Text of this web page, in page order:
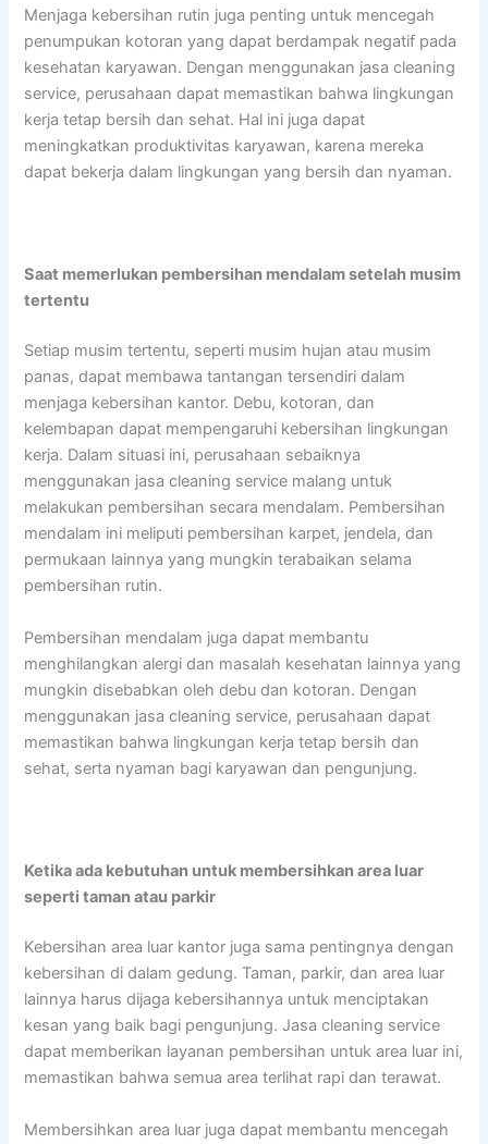
Menjaga kebersihan rutin juga penting untuk mencegah
penumpukan kotoran yang dapat berdampak negatif pada
kesehatan karyawan. Dengan menggunakan jasa cleaning
service, perusahaan dapat memastikan bahwa lingkungan
kerja tetap bersih dan sehat. Hal ini juga dapat
meningkatkan produktivitas karyawan, karena mereka
dapat bekerja dalam lingkungan yang bersih dan nyaman.
Saat memerlukan pembersihan mendalam setelah musim
tertentu
Setiap musim tertentu, seperti musim hujan atau musim
panas, dapat membawa tantangan tersendiri dalam
menjaga kebersihan kantor. Debu, kotoran, dan
kelembapan dapat mempengaruhi kebersihan lingkungan
kerja. Dalam situasi ini, perusahaan sebaiknya
menggunakan jasa cleaning service malang untuk
melakukan pembersihan secara mendalam. Pembersihan
mendalam ini meliputi pembersihan karpet, jendela, dan
permukaan lainnya yang mungkin terabaikan selama
pembersihan rutin.
Pembersihan mendalam juga dapat membantu
menghilangkan alergi dan masalah kesehatan lainnya yang
mungkin disebabkan oleh debu dan kotoran. Dengan
menggunakan jasa cleaning service, perusahaan dapat
memastikan bahwa lingkungan kerja tetap bersih dan
sehat, serta nyaman bagi karyawan dan pengunjung.
Ketika ada kebutuhan untuk membersihkan area luar
seperti taman atau parkir
Kebersihan area luar kantor juga sama pentingnya dengan
kebersihan di dalam gedung. Taman, parkir, dan area luar
lainnya harus dijaga kebersihannya untuk menciptakan
kesan yang baik bagi pengunjung. Jasa cleaning service
dapat memberikan layanan pembersihan untuk area luar ini,
memastikan bahwa semua area terlihat rapi dan terawat.
Membersihkan area luar juga dapat membantu mencegah